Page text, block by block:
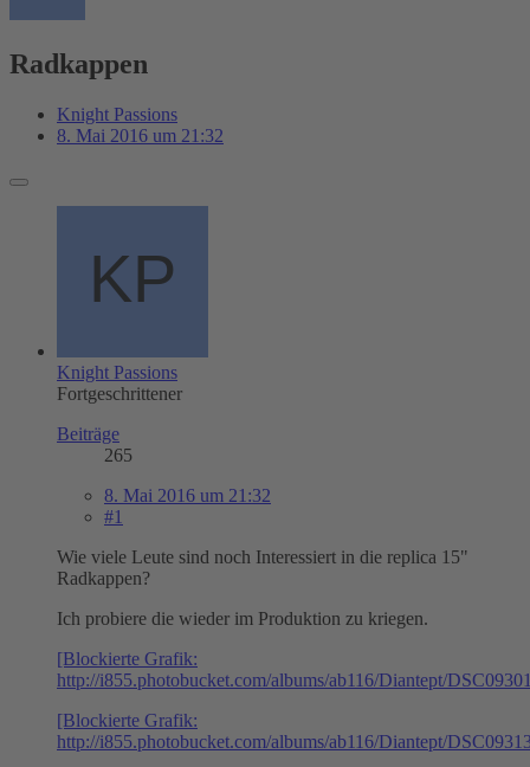
Radkappen
Knight Passions
8. Mai 2016 um 21:32
Knight Passions
Fortgeschrittener
Beiträge
265
8. Mai 2016 um 21:32
#1
Wie viele Leute sind noch Interessiert in die replica 15"
Radkappen?
Ich probiere die wieder im Produktion zu kriegen.
[Blockierte Grafik:
http://i855.photobucket.com/albums/ab116/Diantept/
[Blockierte Grafik:
http://i855.photobucket.com/albums/ab116/Diantept/